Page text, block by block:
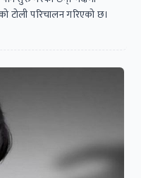
टोली परिचालन गरिएको छ।